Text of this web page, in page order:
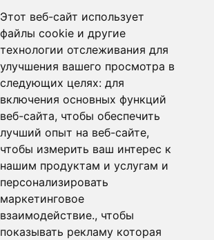
Этот веб-сайт использует
файлы cookie и другие
технологии отслеживания для
улучшения вашего просмотра в
следующих целях: для
включения основных функций
веб-сайта, чтобы обеспечить
лучший опыт на веб-сайте,
чтобы измерить ваш интерес к
нашим продуктам и услугам и
персонализировать
маркетинговое
взаимодействие., чтобы
показывать рекламу которая
С.А., УНП 790296223
15
ВКонтакте
TikTok